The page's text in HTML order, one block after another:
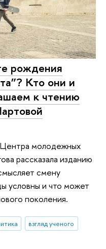
рождения
Кто они и
к чтению
молодежных
рассказала изданию
смену
условны и что может
поколения.
взгляд ученого